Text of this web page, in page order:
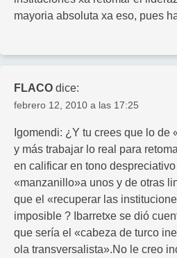
mayoria absoluta xa eso, pues
FLACO dice:
febrero 12, 2010 a las 17:25
Igomendi: ¿Y tu crees que lo de
y más trabajar lo real para
en calificar en tono
«manzanillo»a unos y de otras
que el «recuperar las
imposible ? Ibarretxe se dió
que sería el «cabeza de turco
ola transversalista».No le creo